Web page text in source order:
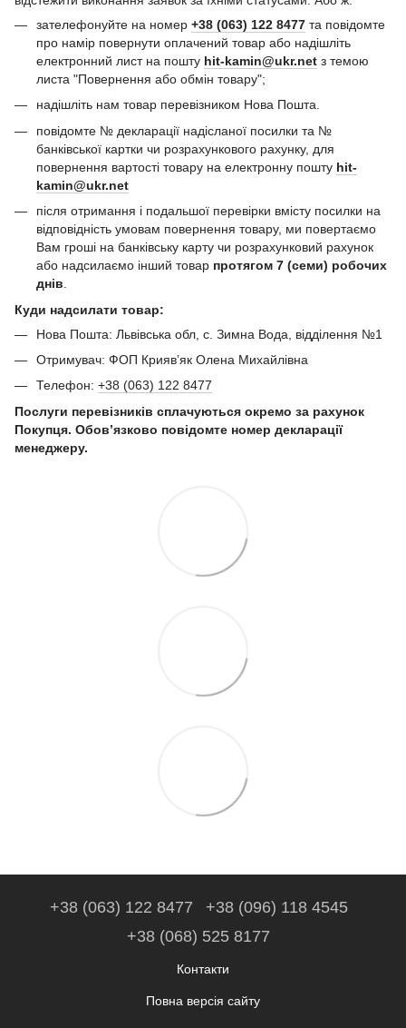
зателефонуйте на номер +38 (063) 122 8477 та повідомте
про намір повернути оплачений товар або надішліть
електронний лист на пошту hit-kamin@ukr.net з темою
листа "Повернення або обмін товару";
надішліть нам товар перевізником Нова Пошта.
повідомте № декларації надісланої посилки та №
банківської картки чи розрахункового рахунку, для
повернення вартості товару на електронну пошту hit-
kamin@ukr.net
після отримання і подальшої перевірки вмісту посилки на
відповідність умовам повернення товару, ми повертаємо
Вам гроші на банківську карту чи розрахунковий рахунок
або надсилаємо інший товар протягом 7 (семи) робочих
днів
Куди надсилати товар:
Нова Пошта: Львівська обл, с. Зимна Вода, відділення №1
Отримувач: ФОП Криявʼяк Олена Михайлівна
Телефон: +38 (063) 122 8477
Послуги перевізників сплачуються окремо за рахунок
Покупця. Обов’язково повідомте номер декларації
менеджеру.
+38 (063) 122 8477
+38 (096) 118 4545
+38 (068) 525 8177
Контакти
Повна версія сайту